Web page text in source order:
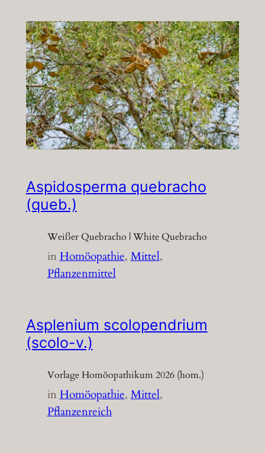
Aspidosperma quebracho
(queb.)
Weißer Quebracho | White Quebracho
inHomöopathie, Mittel
Pflanzenmittel
Asplenium scolopendrium
(scolo-v.)
Vorlage Homöopathikum 2026 (hom.)
inHomöopathie, Mittel
Pflanzenreich